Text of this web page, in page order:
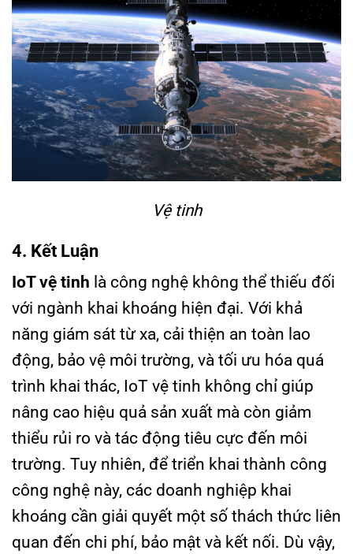
Vệ tinh
4. Kết Luận
IoT vệ tinh là công nghệ không thể thiếu đối
với ngành khai khoáng hiện đại. Với khả
năng giám sát từ xa, cải thiện an toàn lao
động, bảo vệ môi trường, và tối ưu hóa quá
trình khai thác, IoT vệ tinh không chỉ giúp
nâng cao hiệu quả sản xuất mà còn giảm
thiểu rủi ro và tác động tiêu cực đến môi
trường. Tuy nhiên, để triển khai thành công
công nghệ này, các doanh nghiệp khai
khoáng cần giải quyết một số thách thức liên
quan đến chi phí, bảo mật và kết nối. Dù vậy,